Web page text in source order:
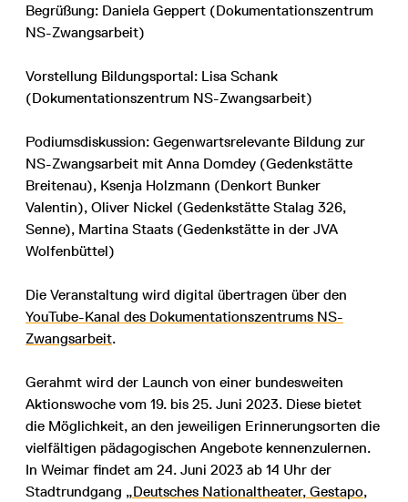
Begrüßung: Daniela Geppert (Dokumentationszentrum
NS-Zwangsarbeit)
Vorstellung Bildungsportal: Lisa Schank
(Dokumentationszentrum NS-Zwangsarbeit)
Podiumsdiskussion: Gegenwartsrelevante Bildung zur
NS-Zwangsarbeit mit Anna Domdey (Gedenkstätte
Breitenau), Ksenja Holzmann (Denkort Bunker
Valentin), Oliver Nickel (Gedenkstätte Stalag 326,
Senne), Martina Staats (Gedenkstätte in der JVA
Wolfenbüttel)
Die Veranstaltung wird digital übertragen über den
YouTube-Kanal des Dokumentationszentrums NS-
Zwangsarbeit.
Gerahmt wird der Launch von einer bundesweiten
Aktionswoche vom 19. bis 25. Juni 2023. Diese bietet
die Möglichkeit, an den jeweiligen Erinnerungsorten die
vielfältigen pädagogischen Angebote kennenzulernen.
In Weimar findet am 24. Juni 2023 ab 14 Uhr der
Stadtrundgang „Deutsches Nationaltheater, Gestapo,